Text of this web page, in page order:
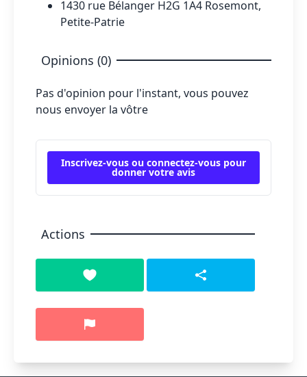
1430 rue Bélanger H2G 1A4 Rosemont,
Petite-Patrie
Opinions (0)
Pas d'opinion pour l'instant, vous pouvez
nous envoyer la vôtre
Inscrivez-vous ou connectez-vous pour
donner votre avis
Actions